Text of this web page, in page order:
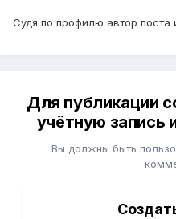
Судя по профилю автор поста
Для публикации
учётную запись
Вы должны быть